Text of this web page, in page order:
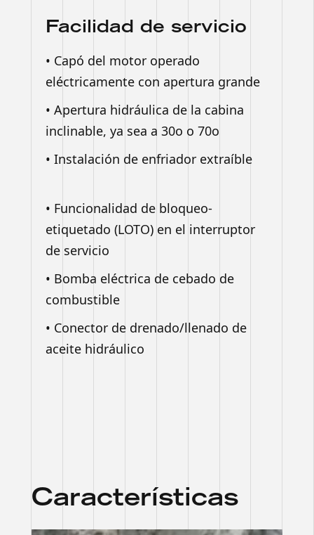
Facilidad de servicio
• Capó del motor operado
eléctricamente con apertura grande
• Apertura hidráulica de la cabina
inclinable, ya sea a 30o o 70o
• Instalación de enfriador extraíble
• Funcionalidad de bloqueo-
etiquetado (LOTO) en el interruptor
de servicio
• Bomba eléctrica de cebado de
combustible
• Conector de drenado/llenado de
aceite hidráulico
Características